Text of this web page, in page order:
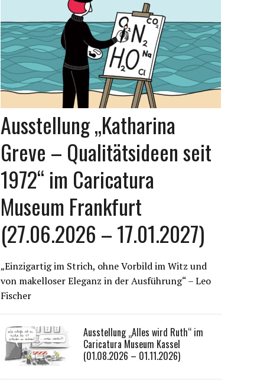
Ausstellung „Katharina
Greve – Qualitätsideen seit
1972“ im Caricatura
Museum Frankfurt
(27.06.2026 – 17.01.2027)
„Einzigartig im Strich, ohne Vorbild im Witz und
von makelloser Eleganz in der Ausführung“ – Leo
Fischer
Ausstellung „Alles wird Ruth“ im
Caricatura Museum Kassel
(01.08.2026 – 01.11.2026)